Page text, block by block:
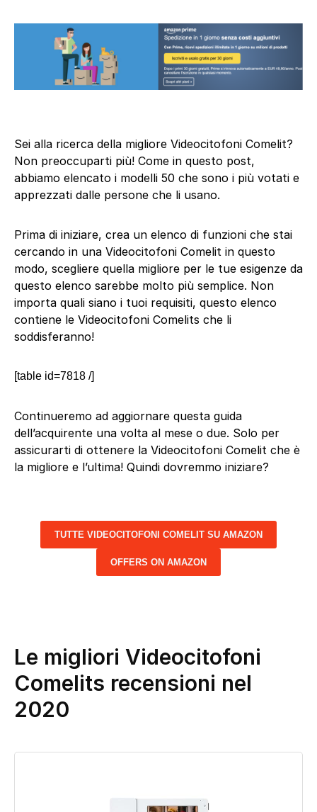
Sei alla ricerca della migliore Videocitofoni Comelit?
Non preoccuparti più! Come in questo post,
abbiamo elencato i modelli 50 che sono i più votati e
apprezzati dalle persone che li usano.
Prima di iniziare, crea un elenco di funzioni che stai
cercando in una Videocitofoni Comelit in questo
modo, scegliere quella migliore per le tue esigenze da
questo elenco sarebbe molto più semplice. Non
importa quali siano i tuoi requisiti, questo elenco
contiene le Videocitofoni Comelits che li
soddisferanno!
[table id=7818 /]
Continueremo ad aggiornare questa guida
dell’acquirente una volta al mese o due. Solo per
assicurarti di ottenere la Videocitofoni Comelit che è
la migliore e l’ultima! Quindi dovremmo iniziare?
TUTTE VIDEOCITOFONI COMELIT SU AMAZON
OFFERS ON AMAZON
Le migliori Videocitofoni
Comelits recensioni nel
2020